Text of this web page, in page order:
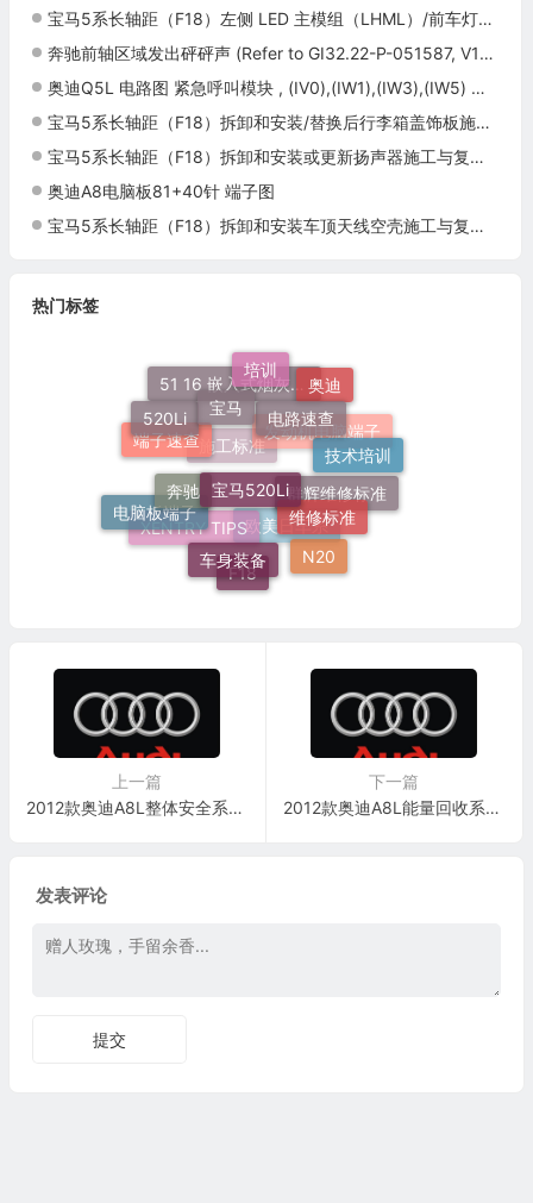
宝马5系长轴距（F18）左侧 LED 主模组（LHML）/前车灯电子设备（FLE）更换施工与复检标准
奔驰前轴区域发出砰砰声 (Refer to GI32.22-P-051587, V1)：LI32.22-P-051847
奥迪Q5L 电路图 紧急呼叫模块 , (IV0),(IW1),(IW3),(IW5) 电路图
宝马5系长轴距（F18）拆卸和安装/替换后行李箱盖饰板施工与复检标准
宝马5系长轴距（F18）拆卸和安装或更新扬声器施工与复检标准
奥迪A8电脑板81+40针 端子图
宝马5系长轴距（F18）拆卸和安装车顶天线空壳施工与复检标准
热门标签
51 16 嵌入式烟灰缸托架
培训
奥迪
发动机电脑端子
施工标准
端子速查
520Li
宝马
电路速查
技术培训
群辉维修标准
欧美日车系
XENTRY TIPS
电脑板端子
奔驰
宝马520Li
维修标准
N20
F18
车身装备
上一篇
2012款奥迪A8L整体安全系统视频培训
下一篇
2012款奥迪A8L能量回收系统视频培训
发表评论